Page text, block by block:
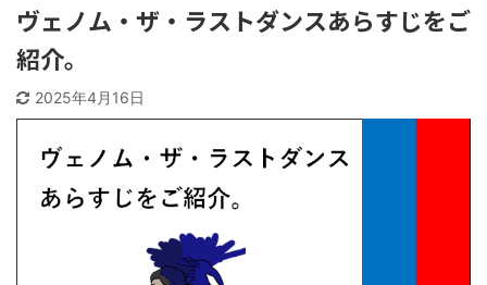
ヴェノム・ザ・ラストダンスあらすじをご
紹介。
2025年4月16日